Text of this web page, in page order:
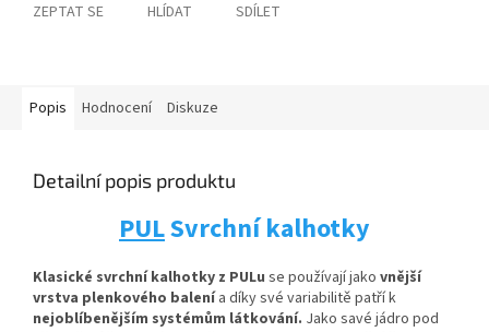
ZEPTAT SE HLÍDAT SDÍLET
Popis Hodnocení Diskuze
Detailní popis produktu
PULSvrchní kalhotky
Klasické svrchní kalhotky z PULu se používají jako vnější
vrstva plenkového balenía díky své variabilitě patří k
nejoblíbenějším systémům látkování. Jako savé jádro pod